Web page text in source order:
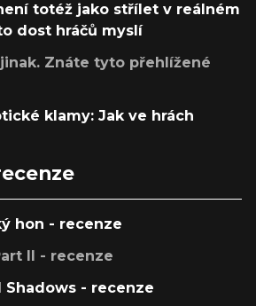
totéž jako střílet v reálném
dost hráčů myslí
Znáte tyto přehlížené
klamy: Jak ve hrách
hon - recenze
II - recenze
Shadows - recenze